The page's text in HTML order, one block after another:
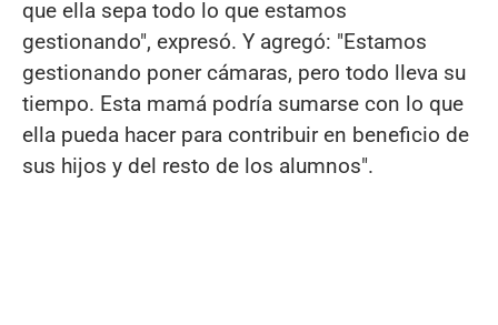
que ella sepa todo lo que estamos
gestionando", expresó. Y agregó: "Estamos
gestionando poner cámaras, pero todo lleva su
tiempo. Esta mamá podría sumarse con lo que
ella pueda hacer para contribuir en beneficio de
sus hijos y del resto de los alumnos".